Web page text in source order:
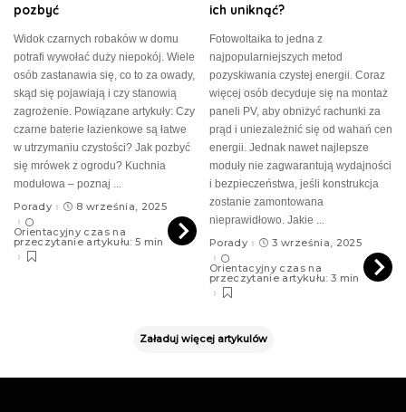
pozbyć
Widok czarnych robaków w domu
potrafi wywołać duży niepokój. Wiele
osób zastanawia się, co to za owady,
skąd się pojawiają i czy stanowią
zagrożenie. Powiązane artykuły: Czy
czarne baterie łazienkowe są łatwe
w utrzymaniu czystości? Jak pozbyć
się mrówek z ogrodu? Kuchnia
modułowa – poznaj
Porady
8 września, 2025
Orientacyjny czas na
przeczytanie artykułu: 5 min
ich uniknąć?
Fotowoltaika to jedna z
najpopularniejszych metod
pozyskiwania czystej energii. Coraz
więcej osób decyduje się na montaż
paneli PV, aby obniżyć rachunki za
prąd i uniezależnić się od wahań cen
energii. Jednak nawet najlepsze
moduły nie zagwarantują wydajności
i bezpieczeństwa, jeśli konstrukcja
zostanie zamontowana
nieprawidłowo. Jakie
Porady
3 września, 2025
Orientacyjny czas na
przeczytanie artykułu: 3 min
Załaduj więcej artykulów